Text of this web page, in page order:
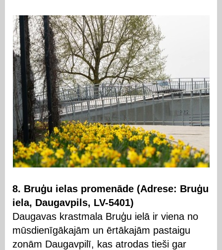
8. Bruģu ielas promenāde (Adrese: Bruģu
iela, Daugavpils, LV-5401)
Daugavas krastmala Bruģu ielā ir viena no
mūsdienīgākajām un ērtākajām pastaigu
zonām Daugavpilī, kas atrodas tieši gar